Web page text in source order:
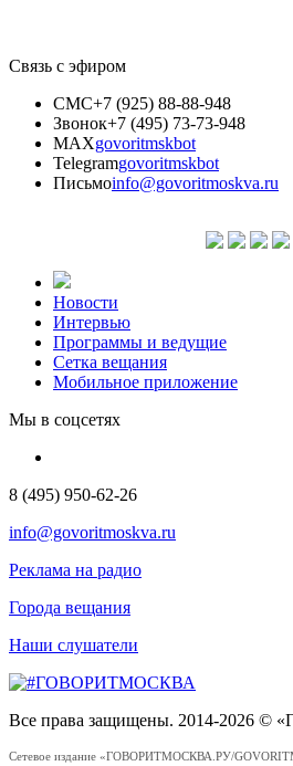
Связь с эфиром
СМС+7 (925) 88-88-948
Звонок+7 (495) 73-73-948
MAXgovoritmskbot
Telegramgovoritmskbot
Письмоinfo@govoritmoskva.ru
Новости
Интервью
Программы и ведущие
Сетка вещания
Мобильное приложение
Мы в соцсетях
8 (495) 950-62-26
info@govoritmoskva.ru
Реклама на радио
Города вещания
Наши слушатели
Все права защищены. 2014-2026 ©
Сетевое издание «ГОВОРИТМОСКВА.РУ/